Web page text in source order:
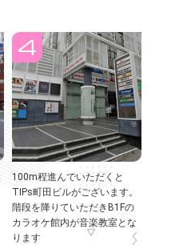
100m程進んでいただくと
TIPs町田ビルがございます。
階段を降りていただきB1Fの
カラオケ館内が音楽教室とな
ります